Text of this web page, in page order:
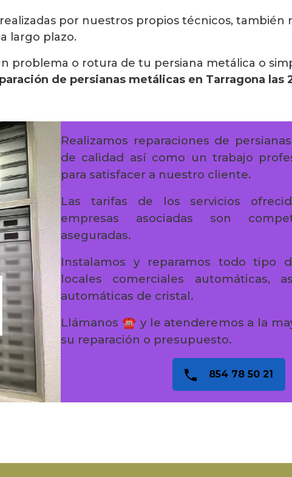
realizadas por nuestros propios técnicos, también
largo plazo.
problema o rotura de tu persiana metálica o
de persianas metálicas en Tarragona las
Realizamos reparaciones de
de calidad así como un trabajo
para satisfacer a nuestro cliente.
Las tarifas de los servicios
empresas asociadas son
aseguradas.
Instalamos y reparamos todo tipo
locales comerciales automáticas,
automáticas de cristal.
Llámanos ☎️ y le atenderemos a la
su reparación o presupuesto.
854 78 50 21